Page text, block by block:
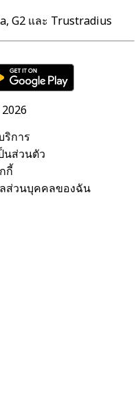
G2 และ Trustradius
2026
ริการ
นส่วนตัว
กี้
ส่วนบุคคลของฉัน